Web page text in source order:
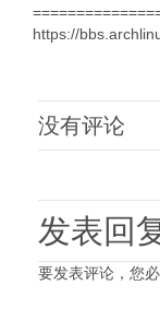
https://
没有评论
发表回
要发表评论，您